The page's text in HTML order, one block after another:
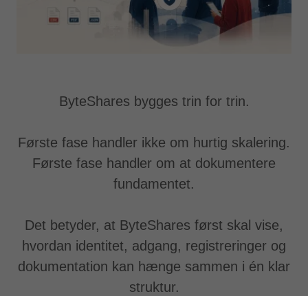
ByteShares bygges trin for trin.
Første fase handler ikke om hurtig skalering.
Første fase handler om at dokumentere
fundamentet.
Det betyder, at ByteShares først skal vise,
hvordan identitet, adgang, registreringer og
dokumentation kan hænge sammen i én klar
struktur.